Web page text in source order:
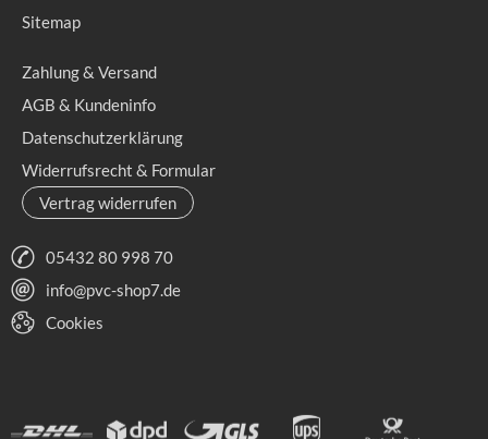
Sitemap
Zahlung & Versand
AGB & Kundeninfo
Datenschutzerklärung
Widerrufsrecht & Formular
Vertrag widerrufen
05432 80 998 70
info@pvc-shop7.de
Cookies